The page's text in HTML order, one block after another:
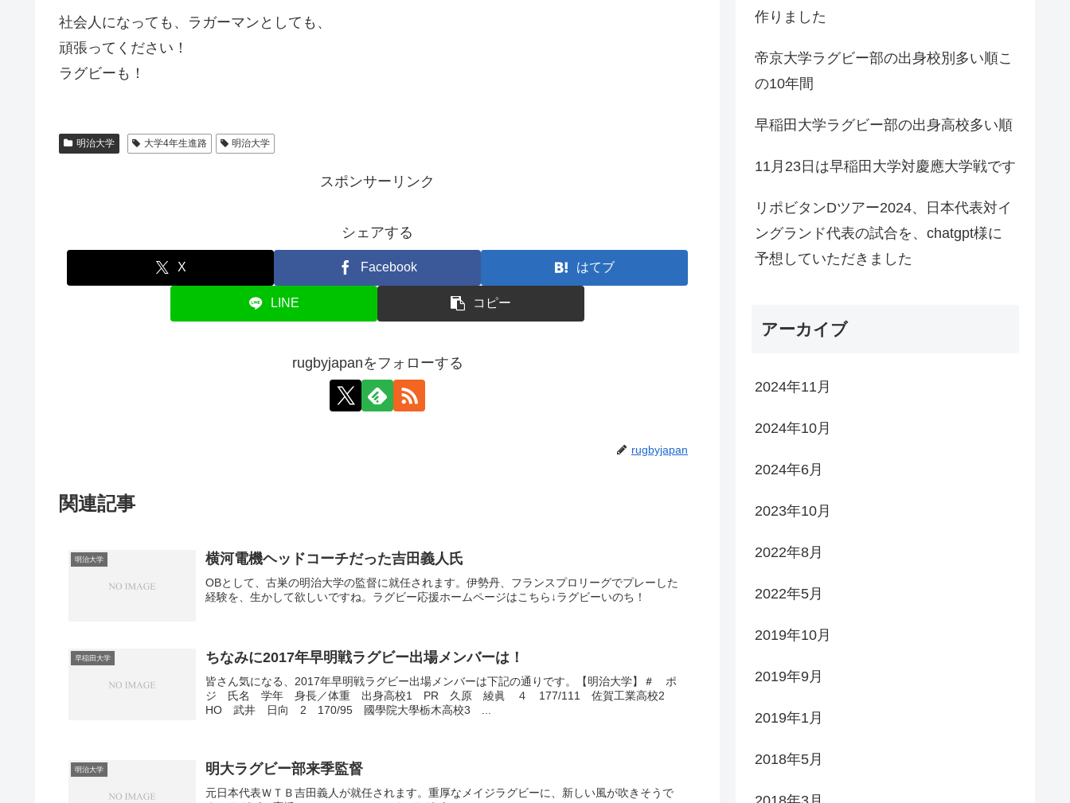
社会人になっても、ラガーマンとしても、
頑張ってください！
ラグビーも！
明治大学 大学4年生進路 明治大学
スポンサーリンク
シェアする
X Facebook はてブ
LINE コピー
rugbyjapanをフォローする
rugbyjapan
関連記事
明治大学 横河電機ヘッドコーチだった吉田義人氏
OBとして、古巣の明治大学の監督に就任されます。伊勢丹、フランスプロリーグでプレーした
経験を、生かして欲しいですね。ラグビー応援ホームページはこちら↓ラグビーいのち！
早稲田大学 ちなみに2017年早明戦ラグビー出場メンバーは！
皆さん気になる、2017年早明戦ラグビー出場メンバーは下記の通りです。【明治大学】＃ ポ
ジ 氏名 学年 身長／体重 出身高校1 PR 久原 綾眞 ４ 177/111 佐賀工業高校2
HO 武井 日向 2 170/95 國學院大學栃木高校3 ...
明治大学 明大ラグビー部来季監督
元日本代表ＷＴＢ吉田義人が就任されます。重厚なメイジラグビーに、新しい風が吹きそうで
作りました
帝京大学ラグビー部の出身校別多い順こ
の10年間
早稲田大学ラグビー部の出身高校多い順
11月23日は早稲田大学対慶應大学戦です
リポビタンDツアー2024、日本代表対イ
ングランド代表の試合を、chatgpt様に
予想していただきました
アーカイブ
2024年11月
2024年10月
2024年6月
2023年10月
2022年8月
2022年5月
2019年10月
2019年9月
2019年1月
2018年5月